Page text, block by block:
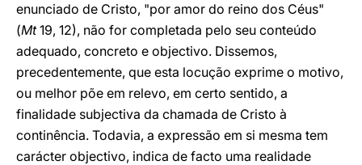
enunciado de Cristo, "por amor do reino dos Céus"
(Mt19, 12), não for completada pelo seu conteúdo
adequado, concreto e objectivo. Dissemos,
precedentemente, que esta locução exprime o motivo,
ou melhor põe em relevo, em certo sentido, a
finalidade subjectiva da chamada de Cristo à
continência. Todavia, a expressão em si mesma tem
carácter objectivo, indica de facto uma realidade